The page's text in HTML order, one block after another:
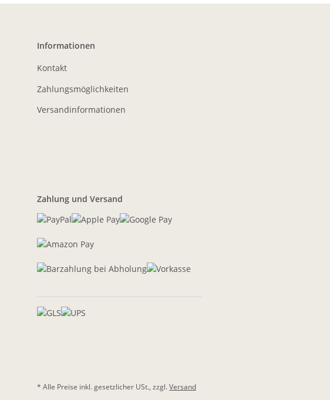
Informationen
Kontakt
Zahlungsmöglichkeiten
Versandinformationen
Zahlung und Versand
* Alle Preise inkl. gesetzlicher USt., zzgl.Versand